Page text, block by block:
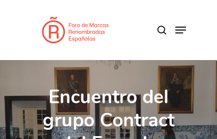
Menu
Encuentro del
grupo Contract